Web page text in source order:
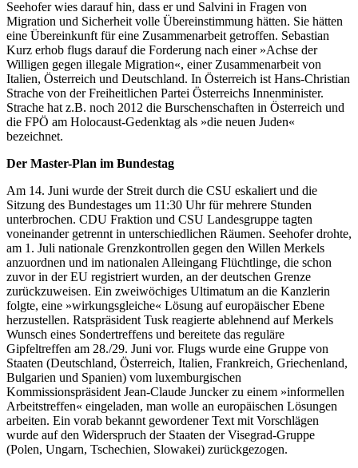
Seehofer wies darauf hin, dass er und Salvini in Fragen von
Migration und Sicherheit volle Übereinstimmung hätten. Sie hätten
eine Übereinkunft für eine Zusammenarbeit getroffen. Sebastian
Kurz erhob flugs darauf die Forderung nach einer »Achse der
Willigen gegen illegale Migration«, einer Zusammenarbeit von
Italien, Österreich und Deutschland. In Österreich ist Hans-Christian
Strache von der Freiheitlichen Partei Österreichs Innenminister.
Strache hat z.B. noch 2012 die Burschenschaften in Österreich und
die FPÖ am Holocaust-Gedenktag als »die neuen Juden«
bezeichnet.
Der Master-Plan im Bundestag
Am 14. Juni wurde der Streit durch die CSU eskaliert und die
Sitzung des Bundestages um 11:30 Uhr für mehrere Stunden
unterbrochen. CDU Fraktion und CSU Landesgruppe tagten
voneinander getrennt in unterschiedlichen Räumen. Seehofer drohte,
am 1. Juli nationale Grenzkontrollen gegen den Willen Merkels
anzuordnen und im nationalen Alleingang Flüchtlinge, die schon
zuvor in der EU registriert wurden, an der deutschen Grenze
zurückzuweisen. Ein zweiwöchiges Ultimatum an die Kanzlerin
folgte, eine »wirkungsgleiche« Lösung auf europäischer Ebene
herzustellen. Ratspräsident Tusk reagierte ablehnend auf Merkels
Wunsch eines Sondertreffens und bereitete das reguläre
Gipfeltreffen am 28./29. Juni vor. Flugs wurde eine Gruppe von
Staaten (Deutschland, Österreich, Italien, Frankreich, Griechenland,
Bulgarien und Spanien) vom luxemburgischen
Kommissionspräsident Jean-Claude Juncker zu einem »informellen
Arbeitstreffen« eingeladen, man wolle an europäischen Lösungen
arbeiten. Ein vorab bekannt gewordener Text mit Vorschlägen
wurde auf den Widerspruch der Staaten der Visegrad-Gruppe
(Polen, Ungarn, Tschechien, Slowakei) zurückgezogen.